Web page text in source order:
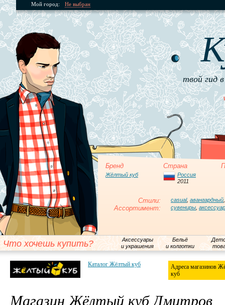
Мой город: Не выбран
твой гид
Бренд Страна
Жёлтый куб
Россия
2011
Стили: casual, авангардный
Ассортимент: сувениры
Что хочешь купить?
Аксессуары
и украшения
Бельё
и колготки
Каталог Жёлтый куб
Адреса магазинов
куб
Магазин Жёлтый куб Дмитров